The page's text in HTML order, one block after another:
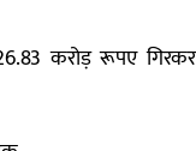
करोड़ रूपए गिरकर